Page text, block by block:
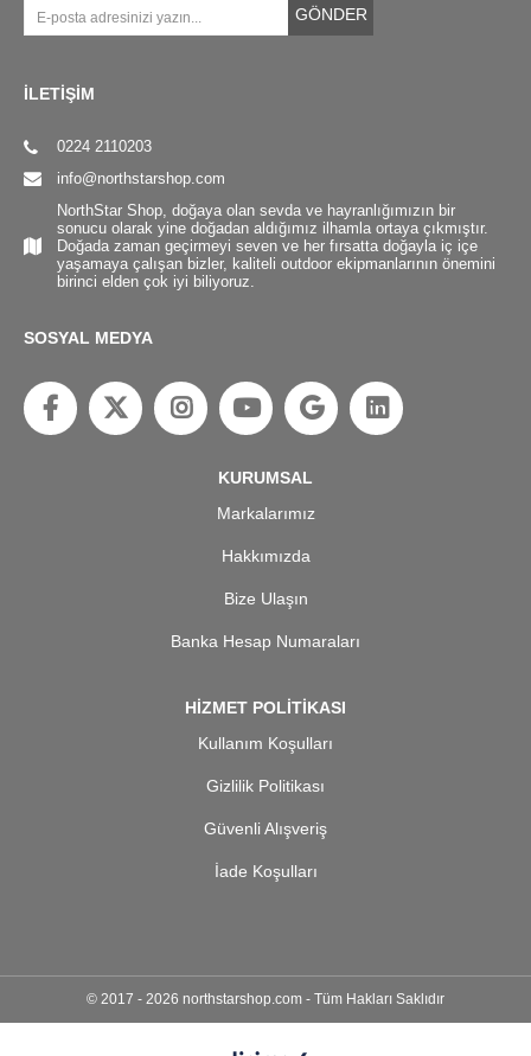
GÖNDER
İLETİŞİM
0224 2110203
info@northstarshop.com
NorthStar Shop, doğaya olan sevda ve hayranlığımızın bir
sonucu olarak yine doğadan aldığımız ilhamla ortaya çıkmıştır.
Doğada zaman geçirmeyi seven ve her fırsatta doğayla iç içe
yaşamaya çalışan bizler, kaliteli outdoor ekipmanlarının önemini
birinci elden çok iyi biliyoruz.
SOSYAL MEDYA
KURUMSAL
Markalarımız
Hakkımızda
Bize Ulaşın
Banka Hesap Numaraları
HİZMET POLİTİKASI
Kullanım Koşulları
Gizlilik Politikası
Güvenli Alışveriş
İade Koşulları
© 2017 - 2026 northstarshop.com - Tüm Hakları Saklıdır